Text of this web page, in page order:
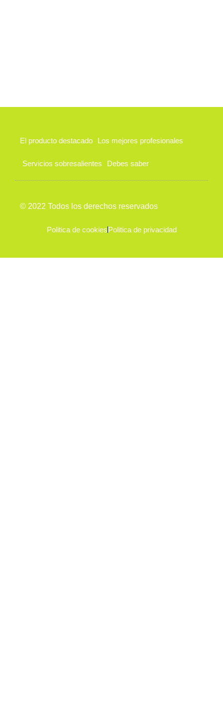
El producto destacado Los mejores profesionales
Servicios sobresalientes Debes saber
© 2022 Todos los derechos reservados
Politica de cookiesPolitica de privacidad